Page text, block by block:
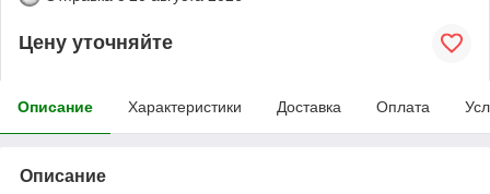
Цену уточняйте
Описание Характеристики Доставка Оплата
Описание